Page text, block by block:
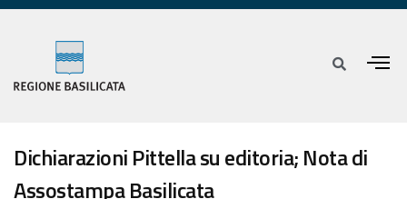
Dichiarazioni Pittella su editoria; Nota di
Assostampa Basilicata